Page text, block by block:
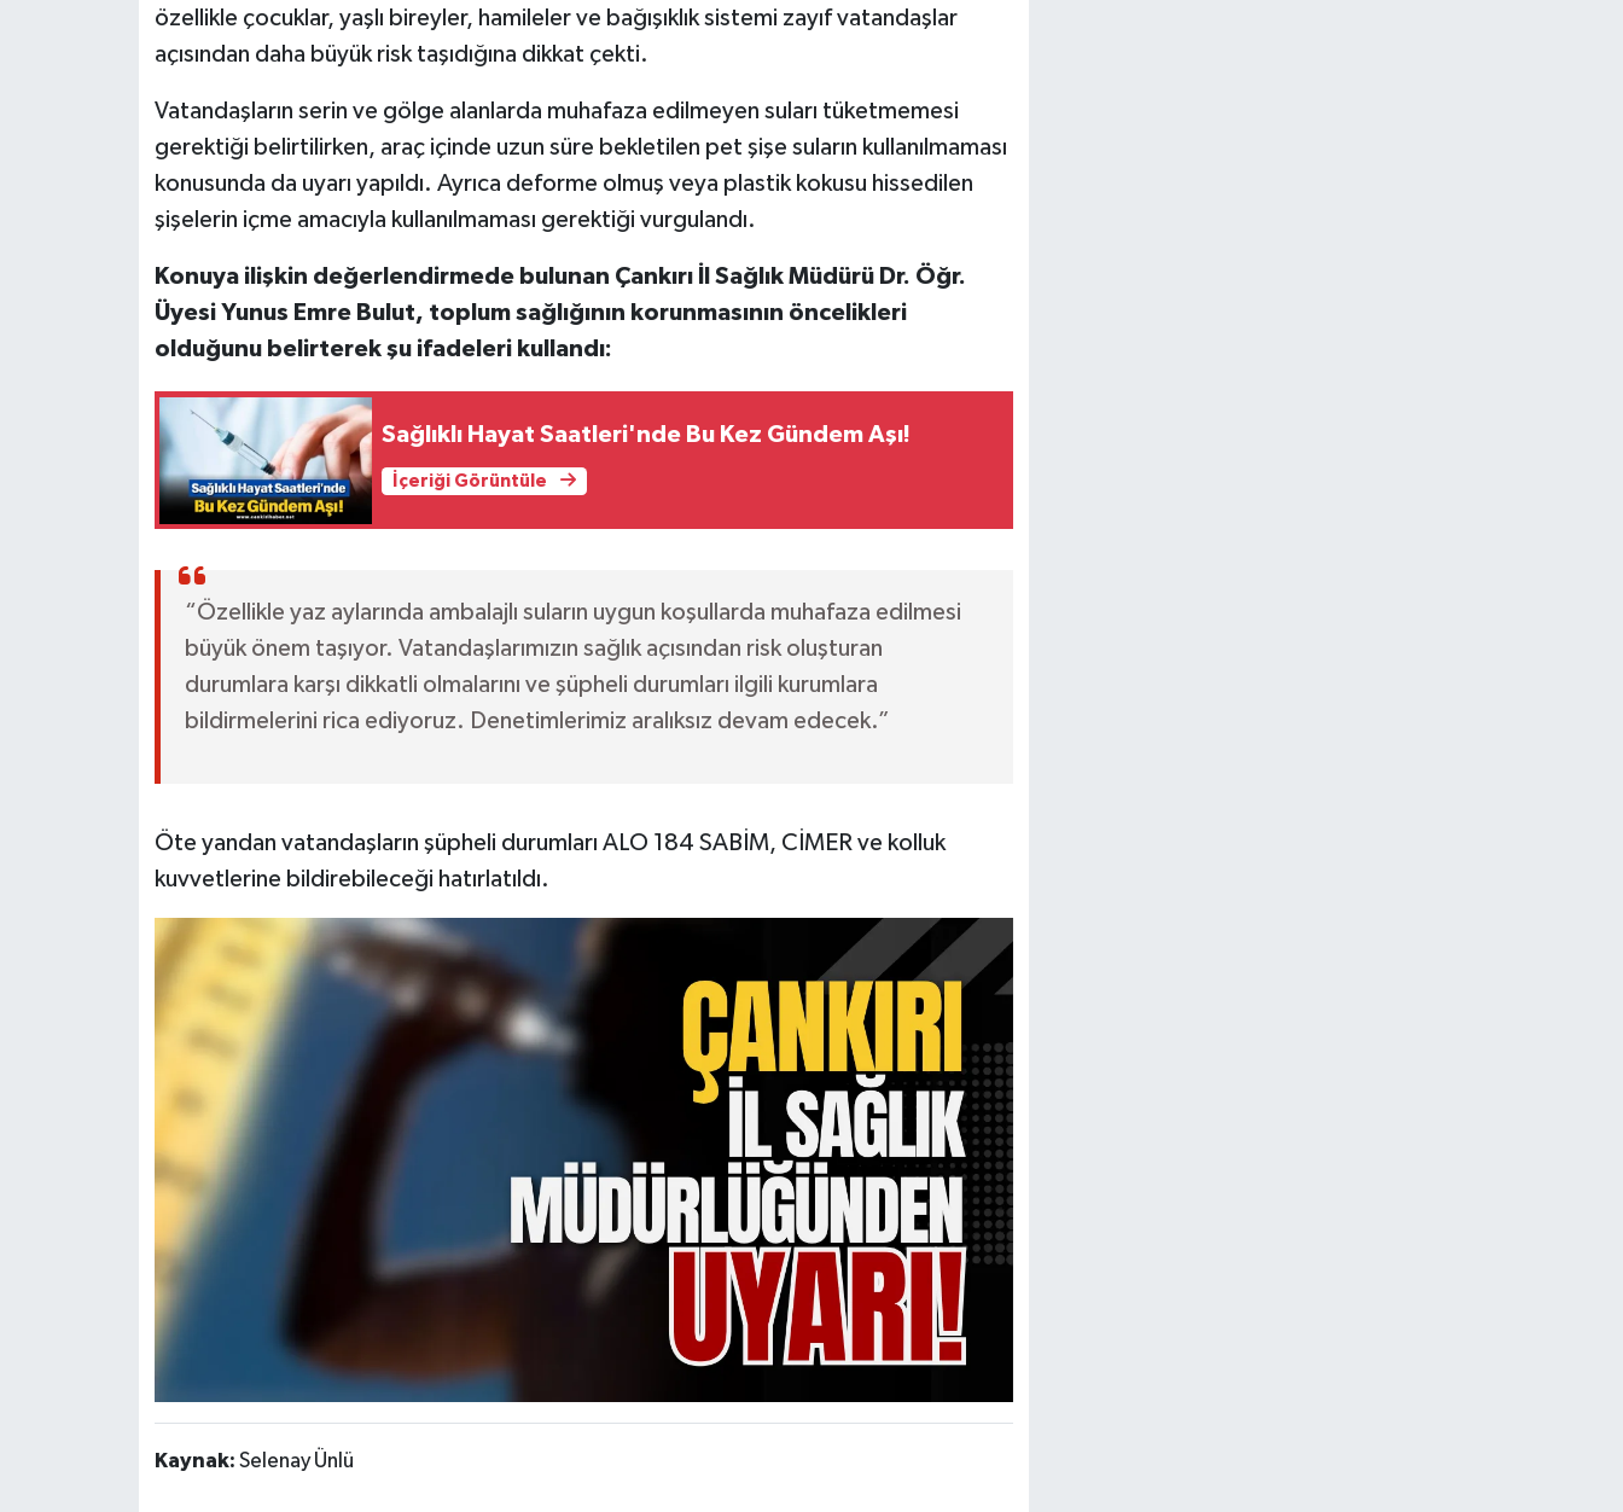
özellikle çocuklar, yaşlı bireyler, hamileler ve bağışıklık sistemi zayıf vatandaşlar
açısından daha büyük risk taşıdığına dikkat çekti.
Vatandaşların serin ve gölge alanlarda muhafaza edilmeyen suları tüketmemesi
gerektiği belirtilirken, araç içinde uzun süre bekletilen pet şişe suların kullanılmaması
konusunda da uyarı yapıldı. Ayrıca deforme olmuş veya plastik kokusu hissedilen
şişelerin içme amacıyla kullanılmaması gerektiği vurgulandı.
Konuya ilişkin değerlendirmede bulunan Çankırı İl Sağlık Müdürü Dr. Öğr.
Üyesi Yunus Emre Bulut, toplum sağlığının korunmasının öncelikleri
olduğunu belirterek şu ifadeleri kullandı:
Sağlıklı Hayat Saatleri'nde Bu Kez Gündem Aşı!
İçeriği Görüntüle
“Özellikle yaz aylarında ambalajlı suların uygun koşullarda muhafaza edilmesi
büyük önem taşıyor. Vatandaşlarımızın sağlık açısından risk oluşturan
durumlara karşı dikkatli olmalarını ve şüpheli durumları ilgili kurumlara
bildirmelerini rica ediyoruz. Denetimlerimiz aralıksız devam edecek.”
Öte yandan vatandaşların şüpheli durumları ALO 184 SABİM, CİMER ve kolluk
kuvvetlerine bildirebileceği hatırlatıldı.
Kaynak: Selenay Ünlü